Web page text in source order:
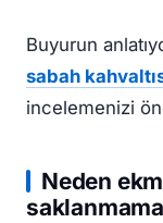
Buyurun
sabah
incelemenizi
Neden